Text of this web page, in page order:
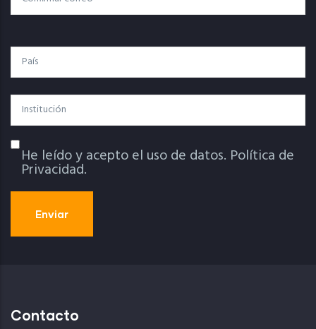
País
Institución
Política De Privacidad
He leído y acepto el uso de datos. Política de
Privacidad.
Contacto